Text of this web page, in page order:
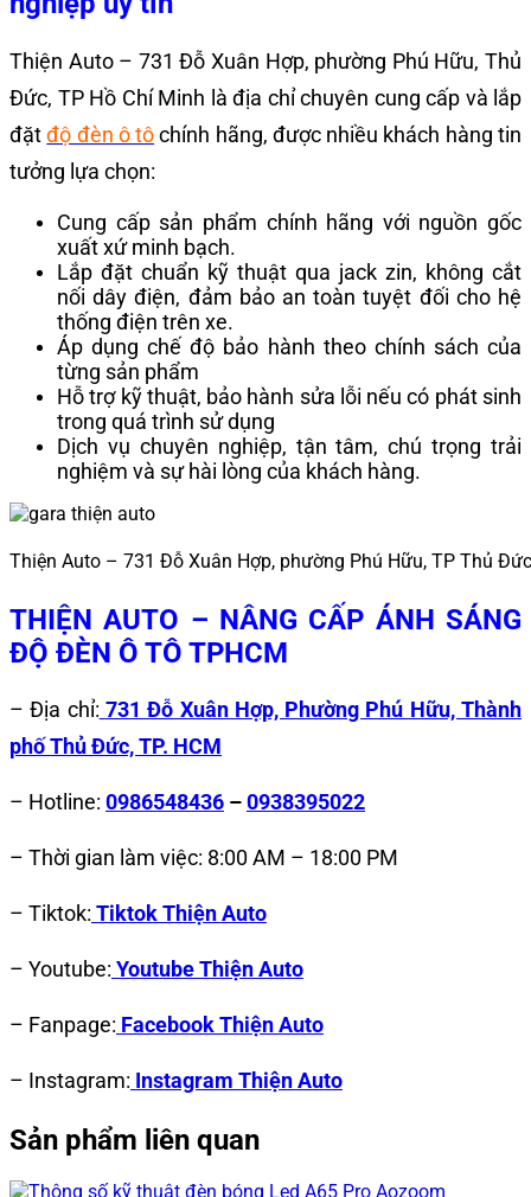
Thiện Auto – 731 Đỗ Xuân Hợp, phường Phú Hữu, Thủ
Đức, TP Hồ Chí Minh là địa chỉ chuyên cung cấp và lắp
đặtđộ đèn ô tôchính hãng, được nhiều khách hàng tin
tưởng lựa chọn:
Cung cấp sản phẩm chính hãng với nguồn gốc
xuất xứ minh bạch.
Lắp đặt chuẩn kỹ thuật qua jack zin, không cắt
nối dây điện, đảm bảo an toàn tuyệt đối cho hệ
thống điện trên xe.
Áp dụng chế độ bảo hành theo chính sách của
từng sản phẩm
Hỗ trợ kỹ thuật, bảo hành sửa lỗi nếu có phát sinh
trong quá trình sử dụng
Dịch vụ chuyên nghiệp, tận tâm, chú trọng trải
nghiệm và sự hài lòng của khách hàng.
Thiện Auto – 731 Đỗ Xuân Hợp, phường Phú Hữu, TP Thủ Đức
THIỆN AUTO – NÂNG CẤP ÁNH SÁNG
ĐỘ ĐÈN Ô TÔ TPHCM
– Địa chỉ: 731 Đỗ Xuân Hợp, Phường Phú Hữu, Thành
phố Thủ Đức, TP. HCM
– Hotline: 0986548436 –0938395022
– Thời gian làm việc: 8:00 AM – 18:00 PM
– Tiktok: Tiktok Thiện Auto
– Youtube: Youtube Thiện Auto
– Fanpage: Facebook Thiện Auto
– Instagram: Instagram Thiện Auto
Sản phẩm liên quan